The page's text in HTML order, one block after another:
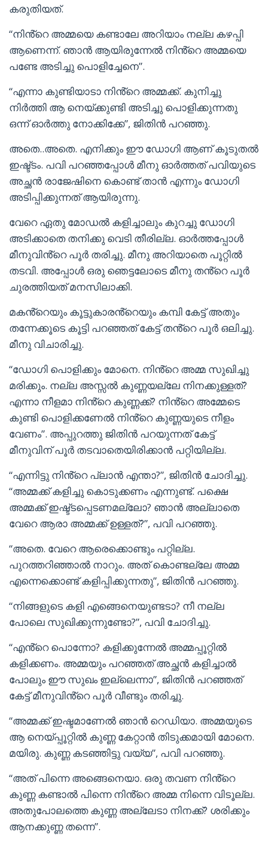
കരുതിയത്.
“നിൻ്റെ അമ്മയെ കണ്ടാലേ അറിയാം നല്ല കഴപ്പി
ആണെന്ന്. ഞാൻ ആയിരുന്നേൽ നിൻ്റെ അമ്മയെ
പണ്ടേ അടിച്ചു പൊളിച്ചേനെ”.
“എന്നാ കുണ്ടിയാടാ നിൻ്റെ അമ്മക്ക്. കുനിച്ചു
നിർത്തി ആ നെയ്ക്കുണ്ടി അടിച്ചു പൊളിക്കുന്നതു
ഒന്ന് ഓർത്തു നോക്കിക്കേ”, ജിതിൻ പറഞ്ഞു.
അതെ..അതെ. എനിക്കും ഈ ഡോഗി ആണ് കൂടുതൽ
ഇഷ്ട്ടം. പവി പറഞ്ഞപ്പോൾ മീനു ഓർത്തത് പവിയുടെ
അച്ഛൻ രാജേഷിനെ കൊണ്ട് താൻ എന്നും ഡോഗി
അടിപ്പിക്കുന്നത് ആയിരുന്നു.
വേറെ ഏതു മോഡൽ കളിച്ചാലും കുറച്ചു ഡോഗി
അടിക്കാതെ തനിക്കു വെടി തീരില്ല. ഓർത്തപ്പോൾ
മീനുവിൻ്റെ പൂർ തരിച്ചു. മീനു അറിയാതെ പൂറ്റിൽ
തടവി. അപ്പോൾ ഒരു ഞെട്ടലോടെ മീനു തൻ്റെ പൂർ
ചുരത്തിയത് മനസിലാക്കി.
മകൻ്റെയും കൂട്ടുകാരൻ്റെയും കമ്പി കേട്ട് അതും
തന്നേക്കൂടെ കൂട്ടി പറഞ്ഞത് കേട്ട് തൻ്റെ പൂർ ഒലിച്ചു.
മീനു വിചാരിച്ചു.
“ഡോഗി പൊളിക്കും മോനെ. നിൻ്റെ അമ്മ സുഖിച്ചു
മരിക്കും. നല്ല അസ്സൽ കുണ്ണയല്ലേ നിനക്കുള്ളത്?
എന്നാ നീളമാ നിൻ്റെ കുണ്ണക്ക്? നിൻ്റെ അമ്മേടെ
കുണ്ടി പൊളിക്കണേൽ നിൻ്റെ കുണ്ണയുടെ നീളം
വേണം”. അപ്പുറത്തു ജിതിൻ പറയുന്നത് കേട്ട്
മീനുവിന് പൂർ തടവാതെയിരിക്കാൻ പറ്റിയില്ല.
“എന്നിട്ടു നിൻ്റെ പ്ലാൻ എന്താ?”, ജിതിൻ ചോദിച്ചു.
“അമ്മക്ക് കളിച്ചു കൊടുക്കണം എന്നുണ്ട്. പക്ഷെ
അമ്മക്ക് ഇഷ്ട്ടപ്പെടണമല്ലോ? ഞാൻ അല്ലാതെ
വേറെ ആരാ അമ്മക്ക് ഉള്ളത്?”, പവി പറഞ്ഞു.
“അതെ. വേറെ ആരെക്കൊണ്ടും പറ്റില്ല.
പുറത്തറിഞ്ഞാൽ നാറും. അത് കൊണ്ടല്ലേ അമ്മ
എന്നെക്കൊണ്ട് കളിപ്പിക്കുന്നതു”, ജിതിൻ പറഞ്ഞു.
“നിങ്ങളുടെ കളി എങ്ങെനെയുണ്ടടാ? നീ നല്ല
പോലെ സുഖിക്കുന്നുണ്ടോ?”, പവി ചോദിച്ചു.
“എൻ്റെ പൊന്നോ? കളിക്കുന്നേൽ അമ്മപ്പൂറ്റിൽ
കളിക്കണം. അമ്മയും പറഞ്ഞത് അച്ഛൻ കളിച്ചാൽ
പോലും ഈ സുഖം ഇല്ലെന്നാ”, ജിതിൻ പറഞ്ഞത്
കേട്ട് മീനുവിൻ്റെ പൂർ വീണ്ടും തരിച്ചു.
“അമ്മക്ക് ഇഷ്ടമാണേൽ ഞാൻ റെഡിയാ. അമ്മയുടെ
ആ നെയ്‌പ്പൂറ്റിൽ കുണ്ണ കേറ്റാൻ തിടുക്കമായി മോനെ.
മയിരു. കുണ്ണ കടഞ്ഞിട്ടു വയ്യ”, പവി പറഞ്ഞു.
“അത് പിന്നെ അങ്ങെനെയാ. ഒരു തവണ നിൻ്റെ
കുണ്ണ കണ്ടാൽ പിന്നെ നിൻ്റെ അമ്മ നിന്നെ വിടൂല്ല.
അതുപോലത്തെ കുണ്ണ അല്ലേടാ നിനക്ക്? ശരിക്കും
ആനക്കുണ്ണ തന്നെ”.